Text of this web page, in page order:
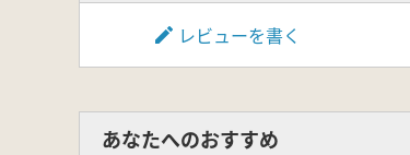
レビューを書く
あなたへのおすすめ